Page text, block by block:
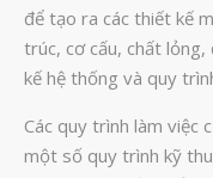
để tạo ra các thiết kế
trúc, cơ cấu, chất
kế hệ thống và quy
Các quy trình làm việc
một số quy trình kỹ